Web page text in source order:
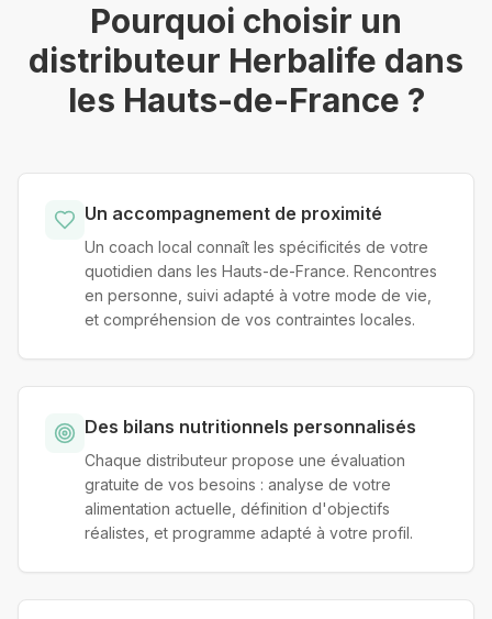
Pourquoi choisir un
distributeur Herbalife dans
les Hauts-de-France ?
Un accompagnement de proximité
Un coach local connaît les spécificités de votre
quotidien dans les Hauts-de-France. Rencontres
en personne, suivi adapté à votre mode de vie,
et compréhension de vos contraintes locales.
Des bilans nutritionnels personnalisés
Chaque distributeur propose une évaluation
gratuite de vos besoins : analyse de votre
alimentation actuelle, définition d'objectifs
réalistes, et programme adapté à votre profil.